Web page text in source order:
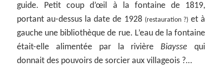
guide. Petit coup d’œil à la fontaine de 1819,
portant au-dessus la date de 1928 (restauration ?)et à
gauche une bibliothèque de rue. L’eau de la fontaine
était-elle alimentée par la rivière Biaysse qui
donnait des pouvoirs de sorcier aux villageois ?…